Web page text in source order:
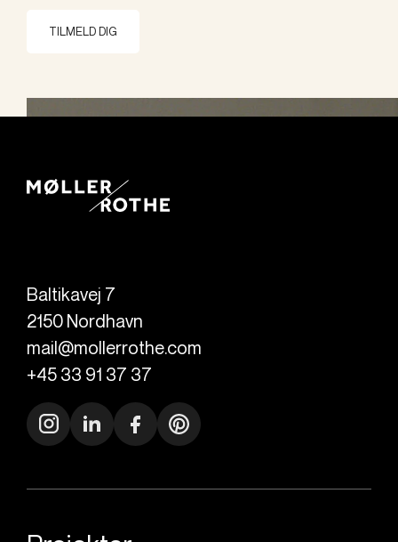
TILMELD DIG
Baltikavej 7
2150 Nordhavn
mail@mollerrothe.com
+45 33 91 37 37